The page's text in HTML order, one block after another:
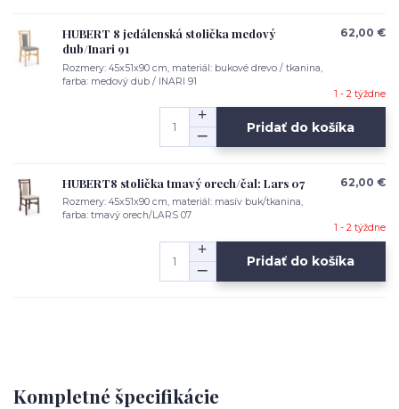
HUBERT 8 jedálenská stolička medový
dub/Inari 91
Rozmery: 45x51x90 cm, materiál: bukové drevo / tkanina,
farba: medový dub / INARI 91
62,00 €
1 - 2 týždne
Pridať do košíka
HUBERT8 stolička tmavý orech/čal: Lars 07
Rozmery: 45x51x90 cm, materiál: masív buk/tkanina,
farba: tmavý orech/LARS 07
62,00 €
1 - 2 týždne
Pridať do košíka
Kompletné špecifikácie